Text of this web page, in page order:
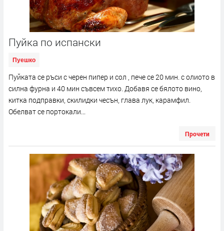
Пуйка по испански
Пуешко
Пуйката се ръси с черен пипер и сол , пече се 20 мин. с олиото в
силна фурна и 40 мин съвсем тихо. Добавя се бялото вино,
китка подправки, скилидки чесън, глава лук, карамфил.
Обелват се портокали...
Прочети